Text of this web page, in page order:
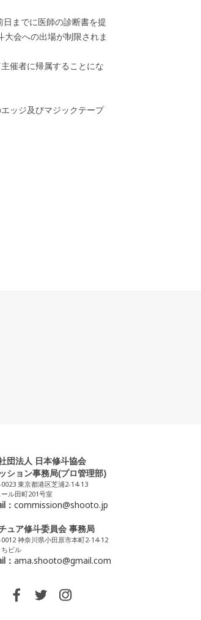
までに医師の診断書を提
会への出場が制限されま
催者に帰属することにな
ッジ及びマジックテープ
団法人 日本修斗協会
ション事務局(プロ管理部)
東京都港区芝浦2-14-13
ル田町201号室
： commission@shooto.jp
ュア修斗委員会 事務局
神奈川県小田原市本町2-14-12
ビル
： ama.shooto@gmail.com